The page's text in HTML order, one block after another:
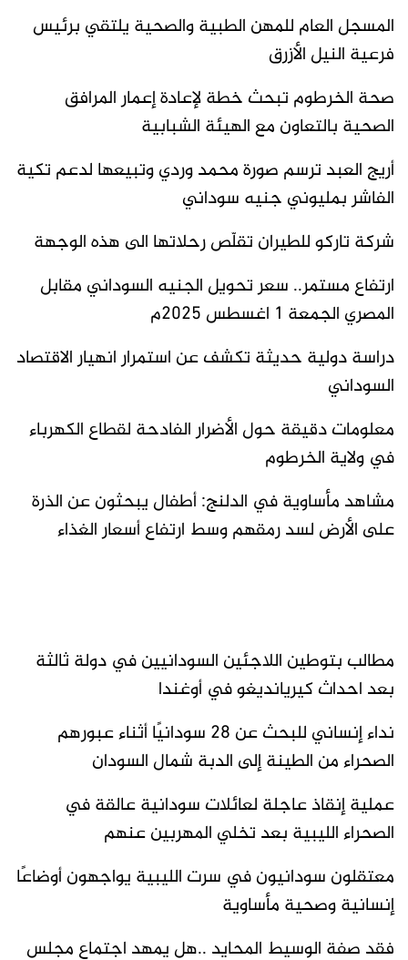
المسجل العام للمهن الطبية والصحية يلتقي برئيس
فرعية النيل الأزرق
صحة الخرطوم تبحث خطة لإعادة إعمار المرافق
الصحية بالتعاون مع الهيئة الشبابية
أريج العبد ترسم صورة محمد وردي وتبيعها لدعم تكية
الفاشر بمليوني جنيه سوداني
شركة تاركو للطيران تقلّص رحلاتها الى هذه الوجهة
ارتفاع مستمر.. سعر تحويل الجنيه السوداني مقابل
المصري الجمعة 1 اغسطس 2025م
دراسة دولية حديثة تكشف عن استمرار انهيار الاقتصاد
السوداني
معلومات دقيقة حول الأضرار الفادحة لقطاع الكهرباء
في ولاية الخرطوم
مشاهد مأساوية في الدلنج: أطفال يبحثون عن الذرة
على الأرض لسد رمقهم وسط ارتفاع أسعار الغذاء
مطالب بتوطين اللاجئين السودانيين في دولة ثالثة
بعد احداث كيريانديغو في أوغندا
نداء إنساني للبحث عن 28 سودانيًا أثناء عبورهم
الصحراء من الطينة إلى الدبة شمال السودان
عملية إنقاذ عاجلة لعائلات سودانية عالقة في
الصحراء الليبية بعد تخلي المهربين عنهم
معتقلون سودانيون في سرت الليبية يواجهون أوضاعًا
إنسانية وصحية مأساوية
فقد صفة الوسيط المحايد ..هل يمهد اجتماع مجلس